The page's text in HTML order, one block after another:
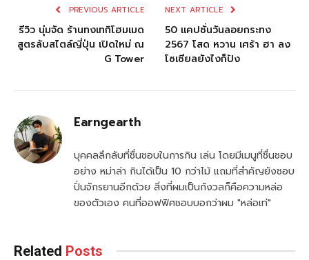
PREVIOUS ARTICLE
รีวิว นุ่มจัด ร้านทงเทกิโฮมเมด
สูตรลับสไตล์ญี่ปุ่น เปิดใหม่ ณ
G Tower
NEXT ARTICLE
50 แคปชั่นวันลอยกระทง
2567 โสด หวาน เศร้า ฮา ลง
โซเชียลยังไงก็ปัง
Earngearth
บุคคลลึกลับที่ชื่นชอบในการกิน เล่น โดยมีเมนูที่ชื่นชอบ
อย่าง หม่าล่า กินได้เป็น 10 กว่าไม้ แถมที่สำคัญยังชอบ
ปั่นจักรยานอีกด้วย สิ่งที่ผมเป็นกังวลก็คือความหล่อ
ของตัวเอง คนที่ออฟฟิศชอบบอกว่าผม "หล่อเท่"
Related Posts